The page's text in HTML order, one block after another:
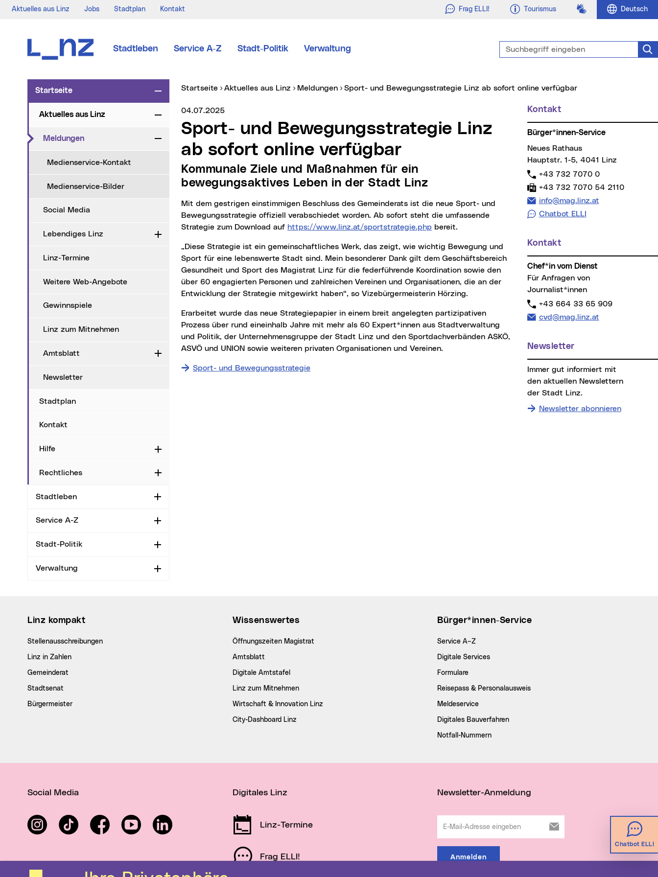
Aktuelles aus Linz Jobs Stadtplan Kontakt Frag ELLI! Tourismus Gebärdensprache
Deutsch
Stadtleben Service A-Z Stadt-Politik Verwaltung Suchbegriff eingeben
Startseite Zuklappen
Aktuelles aus Linz Zuklappen
Meldungen(aktueller Menüpunkt)Zuklappen
Medienservice-Kontakt
Medienservice-Bilder
Social Media
Lebendiges Linz Aufklappen
Linz-Termine
Weitere Web-Angebote
Gewinnspiele
Linz zum Mitnehmen
Amtsblatt Aufklappen
Newsletter
Stadtplan
Kontakt
Hilfe Aufklappen
Rechtliches Aufklappen
Stadtleben Aufklappen
Service A-Z Aufklappen
Stadt-Politik Aufklappen
Verwaltung Aufklappen
Sie sind hier:
Startseite Aktuelles aus Linz Meldungen Sport- und Bewegungsstrategie Linz ab sofort online verfügbar
Medienservice vom:
04.07.2025
Sport- und Bewegungsstrategie Linz
ab sofort online verfügbar
Kommunale Ziele und Maßnahmen für ein
bewegungsaktives Leben in der Stadt Linz
Mit dem gestrigen einstimmigen Beschluss des Gemeinderats ist die neue Sport- und
Bewegungsstrategie offiziell verabschiedet worden. Ab sofort steht die umfassende
Strategie zum Download auf https://www.linz.at/sportstrategie.php bereit.
„Diese Strategie ist ein gemeinschaftliches Werk, das zeigt, wie wichtig Bewegung und
Sport für eine lebenswerte Stadt sind. Mein besonderer Dank gilt dem Geschäftsbereich
Gesundheit und Sport des Magistrat Linz für die federführende Koordination sowie den
über 60 engagierten Personen und zahlreichen Vereinen und Organisationen, die an der
Entwicklung der Strategie mitgewirkt haben“, so Vizebürgermeisterin Hörzing.
Erarbeitet wurde das neue Strategiepapier in einem breit angelegten partizipativen
Prozess über rund eineinhalb Jahre mit mehr als 60 Expert*innen aus Stadtverwaltung
und Politik, der Unternehmensgruppe der Stadt Linz und den Sportdachverbänden ASKÖ,
ASVÖ und UNION sowie weiteren privaten Organisationen und Vereinen.
Sport- und Bewegungsstrategie
Weitere Informationen
Kontakt
Bürger*innen-Service
Neues Rathaus
Hauptstr. 1-5, 4041 Linz
Telefon:
+43 732 7070 0
Fax:
+43 732 7070 54 2110
E-Mail Adresse:
info@mag.linz.at
Chatbot ELLI
Kontakt
Chef*in vom Dienst
Für Anfragen von
Journalist*innen
Telefon:
+43 664 33 65 909
E-Mail Adresse:
cvd@mag.linz.at
Newsletter
den aktuellen Newslettern
der Stadt Linz.
Newsletter abonnieren
Chatbot ELLI
Linz kompakt
Stellenausschreibungen
Linz in Zahlen
Gemeinderat
Stadtsenat
Bürgermeister
Wissenswertes
Öffnungszeiten Magistrat
Amtsblatt
Digitale Amtstafel
Linz zum Mitnehmen
Wirtschaft & Innovation Linz
City-Dashboard Linz
Bürger*innen-Service
Service A–Z
Digitale Services
Formulare
Reisepass & Personalausweis
Meldeservice
Digitales Bauverfahren
Notfall-Nummern
Social Media
InstagramTikTok FacebookYouTube LinkedIn
Digitales Linz
Linz-Termine
Frag ELLI!
Newsletter-Anmeldung
Anmelden